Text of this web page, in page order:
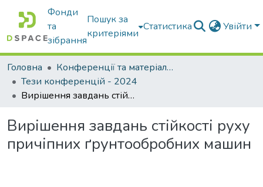
Фонди
та
зібрання
Пошук за
критеріями
Статистика Увійти
Головна
Конференції та матеріали конференцій
Тези конференцій - 2024
Вирішення завдань стійкості руху причіпних ґрунтообробних машин
Вирішення завдань стійкості руху
причіпних ґрунтообробних машин